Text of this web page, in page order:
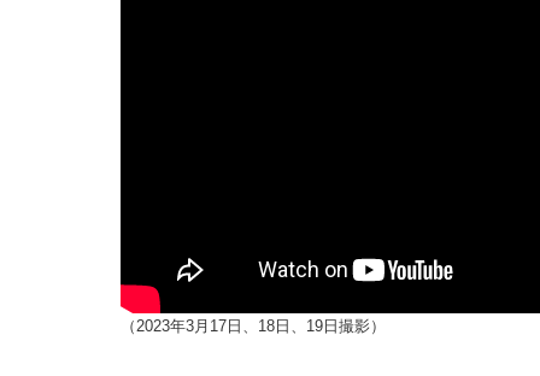
（2023年3月17日、18日、19日撮影）